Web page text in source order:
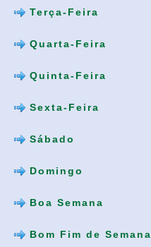
Terça-Feira
Quarta-Feira
Quinta-Feira
Sexta-Feira
Sábado
Domingo
Boa Semana
Bom Fim de Semana